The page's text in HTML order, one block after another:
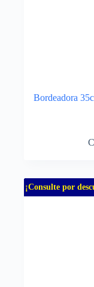
Bordeadora
¡Consulte por